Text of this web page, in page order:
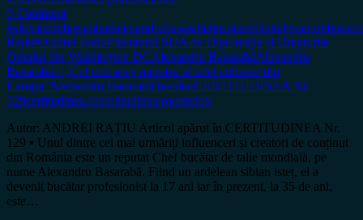
0 Comment
#alexandrubasaraba#alexandrubasarababucatarsibiu
Rațiu#Andrei Ratiu#Institutul SUA de Diplomație și Drepturile
Omului din Washington DCAlexandru BasarabăAlexandru
Basarabă - „Cel mai sexy maestru al artei culinare din
Europa”Alexandru Basarabă bucătarCERTITUDINEA Nr.
129certitudinea.rocertitudinea.roortodox
Autor: ANDREI RAȚIU Articol apărut în CERTITUDINEA Nr.
129 ▪️ Unul dintre cei mai urmăriți influenceri și creatori de conținut
din România este un reputat Chef bucătar de talie mondială, pe
nume Alexandru Basarabă. Fiind un ardelean sibian isteț, el a
devenit bucătar profesionist la 17 ani iar în prezent, la 35 de ani,
este…